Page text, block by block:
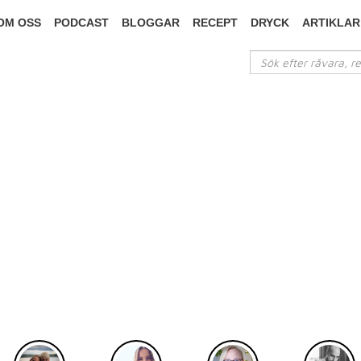
OSS PODCAST BLOGGAR RECEPT DRYCK ARTIKLAR